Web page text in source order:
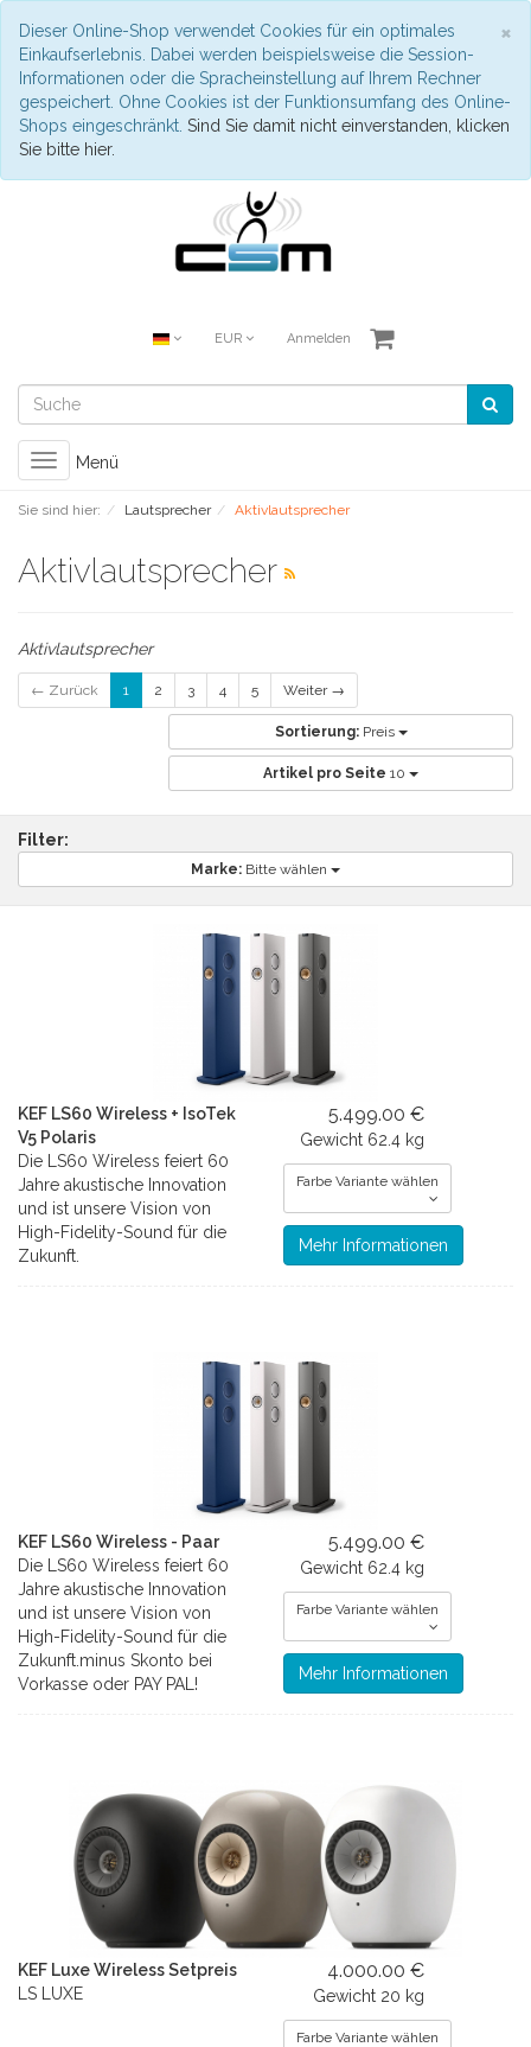
×
Dieser Online-Shop verwendet Cookies für ein optimales
Einkaufserlebnis. Dabei werden beispielsweise die Session-
Informationen oder die Spracheinstellung auf Ihrem Rechner
gespeichert. Ohne Cookies ist der Funktionsumfang des Online-
Shops eingeschränkt. Sind Sie damit nicht einverstanden, klicken
Sie bitte hier.
EUR Anmelden
Toggle
navigation
Menü
Sie sind hier: Lautsprecher Aktivlautsprecher
Aktivlautsprecher
Aktivlautsprecher
← Zurück 1 2 3 4 5 Weiter →
Sortierung: Preis
Artikel pro Seite 10
Filter:
Marke: Bitte wählen
KEF LS60 Wireless + IsoTek
V5 Polaris
Die LS60 Wireless feiert 60
Jahre akustische Innovation
und ist unsere Vision von
High-Fidelity-Sound für die
Zukunft.
5.499.00 €
Gewicht 62.4 kg
Farbe Variante wählen
Mehr Informationen
KEF LS60 Wireless - Paar
Die LS60 Wireless feiert 60
Jahre akustische Innovation
und ist unsere Vision von
High-Fidelity-Sound für die
Zukunft.minus Skonto bei
Vorkasse oder PAY PAL!
5.499.00 €
Gewicht 62.4 kg
Farbe Variante wählen
Mehr Informationen
KEF Luxe Wireless Setpreis
LS LUXE
4.000.00 €
Gewicht 20 kg
Farbe Variante wählen